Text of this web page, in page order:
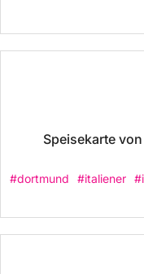
Speisekarte
#dortmund #italiener